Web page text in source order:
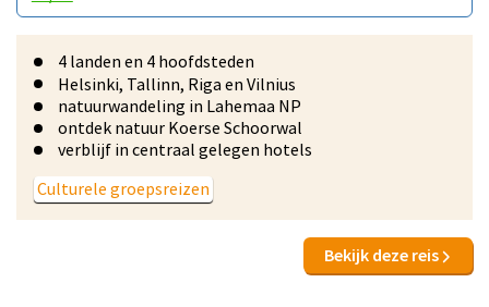
4 landen en 4 hoofdsteden
Helsinki, Tallinn, Riga en Vilnius
natuurwandeling in Lahemaa NP
ontdek natuur Koerse Schoorwal
verblijf in centraal gelegen hotels
Culturele groepsreizen
Bekijk deze reis